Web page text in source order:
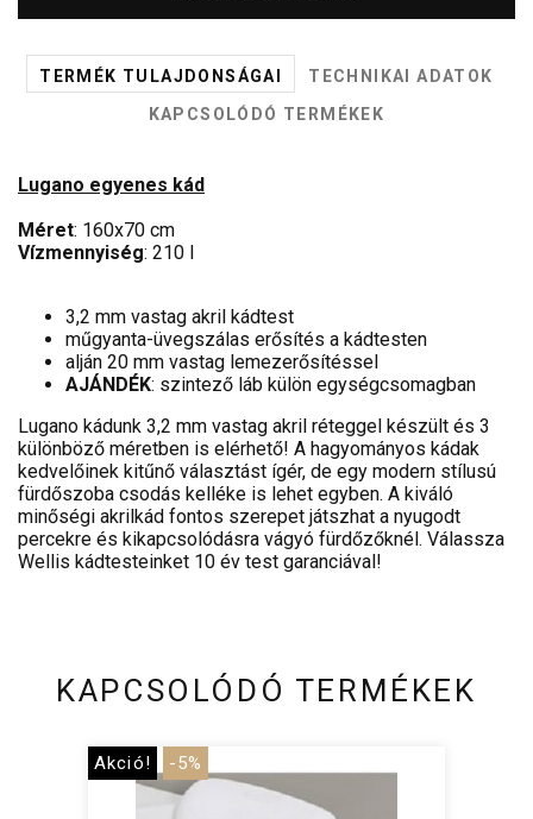
TERMÉK TULAJDONSÁGAI
TECHNIKAI ADATOK
KAPCSOLÓDÓ TERMÉKEK
Lugano egyenes kád
Méret: 160x70 cm
Vízmennyiség: 210 l
3,2 mm vastag akril kádtest
műgyanta-üvegszálas erősítés a kádtesten
alján 20 mm vastag lemezerősítéssel
AJÁNDÉK: szintező láb külön egységcsomagban
Lugano kádunk 3,2 mm vastag akril réteggel készült és 3
különböző méretben is elérhető! A hagyományos kádak
kedvelőinek kitűnő választást ígér, de egy modern stílusú
fürdőszoba csodás kelléke is lehet egyben. A kiváló
minőségi akrilkád fontos szerepet játszhat a nyugodt
percekre és kikapcsolódásra vágyó fürdőzőknél. Válassza
Wellis kádtesteinket 10 év test garanciával!
KAPCSOLÓDÓ TERMÉKEK
Akció! -5%